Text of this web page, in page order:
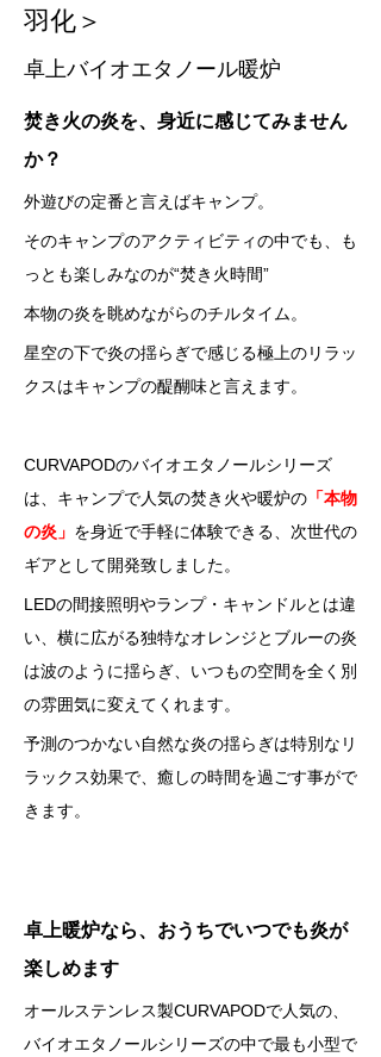
羽化＞
卓上バイオエタノール暖炉
焚き火の炎を、身近に感じてみません
か？
外遊びの定番と言えばキャンプ。
そのキャンプのアクティビティの中でも、も
っとも楽しみなのが“焚き火時間”
本物の炎を眺めながらのチルタイム。
星空の下で炎の揺らぎで感じる極上のリラッ
クスはキャンプの醍醐味と言えます。
CURVAPODのバイオエタノールシリーズ
は、キャンプで人気の焚き火や暖炉の 「本物
の炎」 を身近で手軽に体験できる、次世代の
ギアとして開発致しました。
LEDの間接照明やランプ・キャンドルとは違
い、横に広がる独特なオレンジとブルーの炎
は波のように揺らぎ、いつもの空間を全く別
の雰囲気に変えてくれます。
予測のつかない自然な炎の揺らぎは特別なリ
ラックス効果で、癒しの時間を過ごす事がで
きます。
卓上暖炉なら、おうちでいつでも炎が
楽しめます
オールステンレス製CURVAPODで人気の、
バイオエタノールシリーズの中で最も小型で